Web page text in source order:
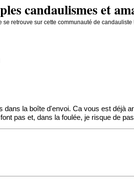
candaulismes et
retrouve sur cette communauté de
la boîte d'envoi. Ca vous est déjà
pas et, dans la foulée, je risque de